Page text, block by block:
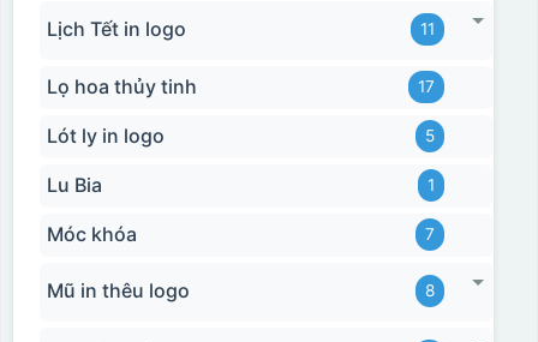
Lịch Tết in logo 11
Lọ hoa thủy tinh 17
Lót ly in logo 5
Lu Bia 1
Móc khóa 7
Mũ in thêu logo 8